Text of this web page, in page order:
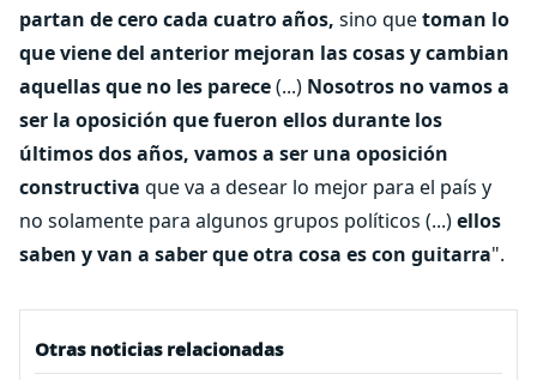
partan de cero cada cuatro años, sino quetoman lo
que viene del anterior mejoran las cosas y cambian
aquellas que no les parece(...) Nosotros no vamos a
ser la oposición que fueron ellos durante los
últimos dos años, vamos a ser una oposición
constructiva que va a desear lo mejor para el país y
no solamente para algunos grupos políticos (...)ellos
saben y van a saber que otra cosa es con guitarra".
Otras noticias relacionadas